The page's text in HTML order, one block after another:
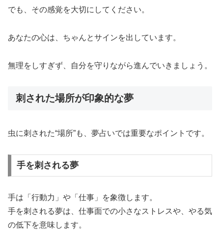
でも、その感覚を大切にしてください。
あなたの心は、ちゃんとサインを出しています。
無理をしすぎず、自分を守りながら進んでいきましょう。
刺された場所が印象的な夢
虫に刺された“場所”も、夢占いでは重要なポイントです。
手を刺される夢
手は「行動力」や「仕事」を象徴します。
手を刺される夢は、仕事面での小さなストレスや、やる気
の低下を意味します。